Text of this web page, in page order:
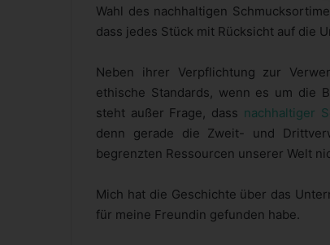
Wahl des nachhaltigen
dass jedes Stück mit Rücksicht auf die
Neben ihrer Verpflichtung zur
ethische Standards, wenn es um die
steht außer Frage, dass nachhaltiger
denn gerade die Zweit- und
begrenzten Ressourcen unserer Welt
Mich hat die Geschichte über das
für meine Freundin gefunden habe.